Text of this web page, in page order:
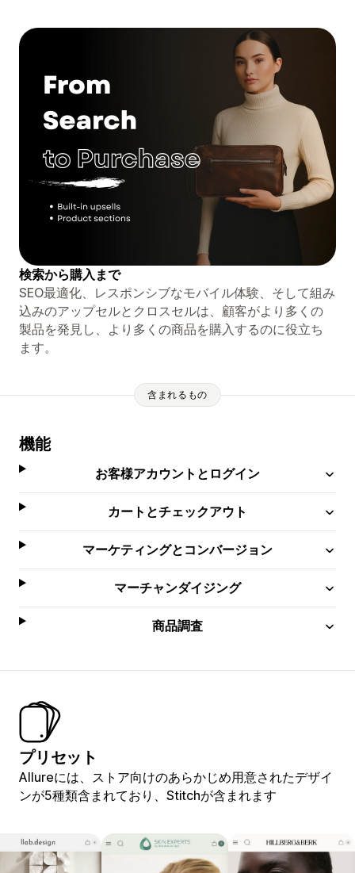
検索から購入まで
SEO最適化、レスポンシブなモバイル体験、そして組み
込みのアップセルとクロスセルは、顧客がより多くの
製品を発見し、より多くの商品を購入するのに役立ち
ます。
含まれるもの
機能
お客様アカウントとログイン
カートとチェックアウト
マーケティングとコンバージョン
マーチャンダイジング
商品調査
プリセット
Allureには、ストア向けのあらかじめ用意されたデザイ
ンが5種類含まれており、Stitchが含まれます